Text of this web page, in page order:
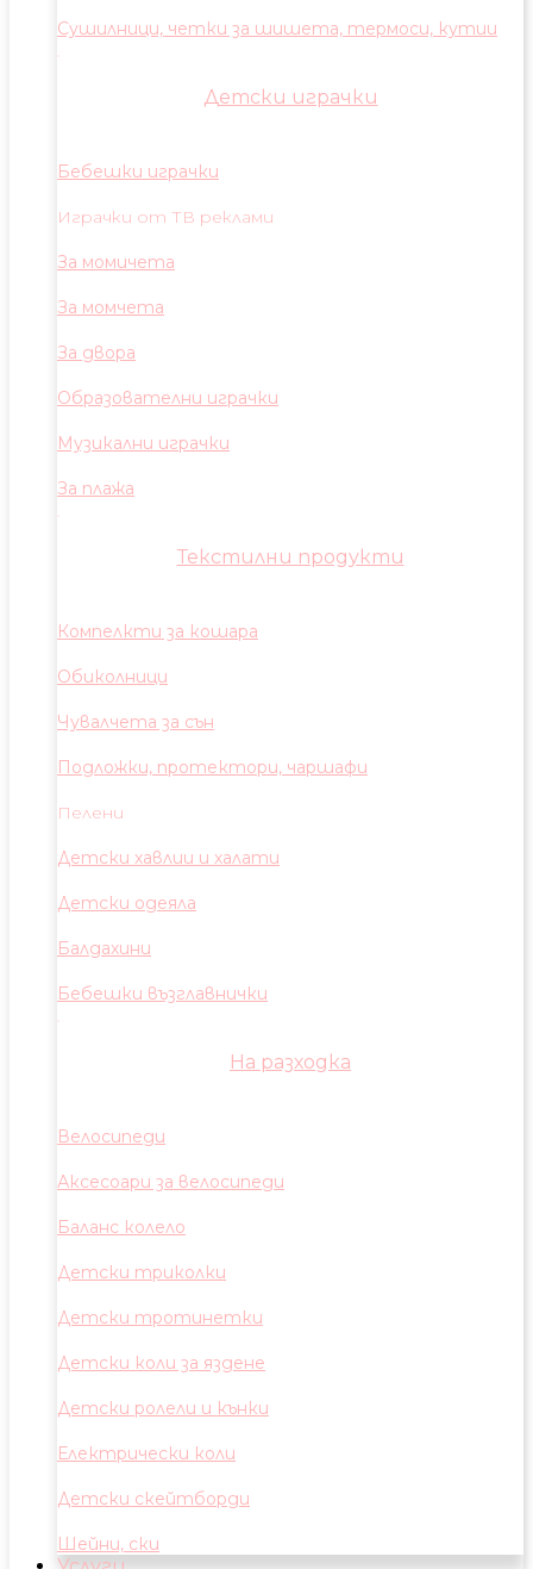
Сушилници, четки за шишета, термоси, кутии
Детски играчки
Бебешки играчки
Играчки от ТВ реклами
За момичета
За момчета
За двора
Образователни играчки
Музикални играчки
За плажа
Текстилни продукти
Компелкти за кошара
Обиколници
Чувалчета за сън
Подложки, протектори, чаршафи
Пелени
Детски хавлии и халати
Детски одеяла
Балдахини
Бебешки възглавнички
На разходка
Велосипеди
Аксесоари за велосипеди
Баланс колело
Детски триколки
Детски тротинетки
Детски коли за яздене
Детски ролели и кънки
Електрически коли
Детски скейтборди
Шейни, ски